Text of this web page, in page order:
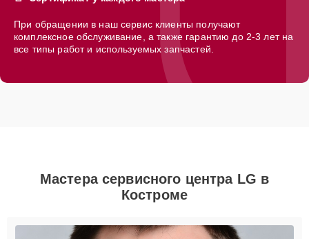
При обращении в наш сервис клиенты получают
комплексное обслуживание, а также гарантию до 2-3 лет на
все типы работ и используемых запчастей.
Мастера сервисного центра LG в
Костроме